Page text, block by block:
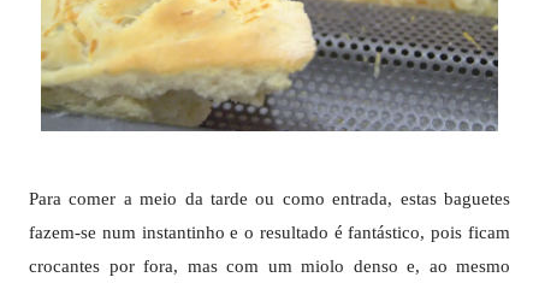
Para comer a meio da tarde ou como entrada, estas baguetes
fazem-se num instantinho e o resultado é fantástico, pois ficam
crocantes por fora, mas com um miolo denso e, ao mesmo